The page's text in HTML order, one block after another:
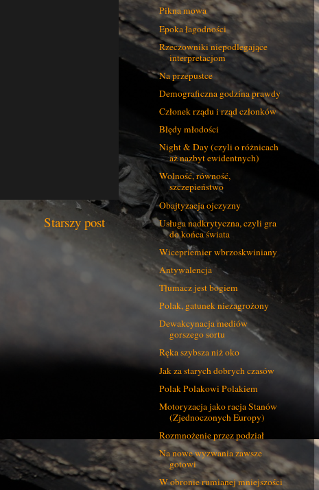
Starszy post
Pikna mowa
Epoka łagodności
Rzeczowniki niepodlegające
interpretacjom
Na przepustce
Demograficzna godzina prawdy
Członek rządu i rząd członków
Błędy młodości
Night & Day (czyli o różnicach
aż nazbyt ewidentnych)
Wolność, równość,
szczepieństwo
Obajtyzacja ojczyzny
Usługa nadkrytyczna, czyli gra
do końca świata
Wicepriemier wbrzoskwiniany
Antywalencja
Tłumacz jest bogiem
Polak, gatunek niezagrożony
Dewakcynacja mediów
gorszego sortu
Ręka szybsza niż oko
Jak za starych dobrych czasów
Polak Polakowi Polakiem
Motoryzacja jako racja Stanów
(Zjednoczonych Europy)
Rozmnożenie przez podział
Na nowe wyzwania zawsze
gotowi
W obronie rumianej mniejszości